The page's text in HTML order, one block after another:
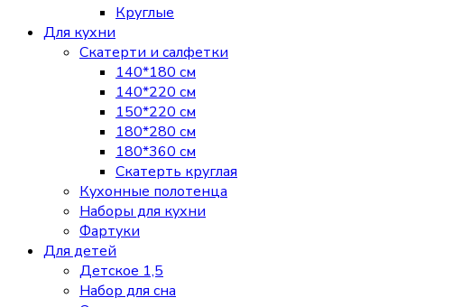
Круглые
Для кухни
Скатерти и салфетки
140*180 см
140*220 см
150*220 см
180*280 см
180*360 см
Скатерть круглая
Кухонные полотенца
Наборы для кухни
Фартуки
Для детей
Детское 1,5
Набор для сна